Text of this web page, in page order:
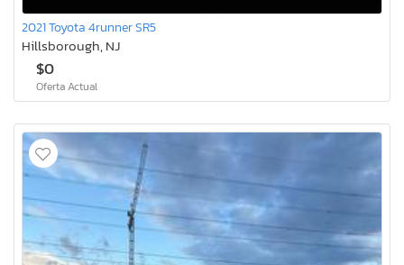
2021 Toyota 4runner SR5
Hillsborough, NJ
$0
Oferta Actual